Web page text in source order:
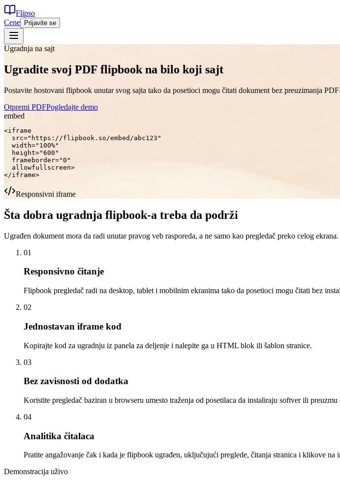
Flipso
Cene
Prijavite se
Ugradnja na sajt
Ugradite svoj PDF flipbook na bilo koji sajt
Postavite hostovani flipbook unutar svog sajta tako da posetioci mogu čitati dokument bez preuzimanja
Otpremi PDFPogledajte demo
embed
<iframe
  src="https://flipbook.so/embed/abc123"
  width="100%"
  height="600"
  frameborder="0"
  allowfullscreen>
</iframe>
Responsivni iframe
Šta dobra ugradnja flipbook-a treba da podrži
Ugrađen dokument mora da radi unutar pravog veb rasporeda, a ne samo kao pregledač preko celog ekrana.
01
Responsivno čitanje
Flipbook pregledač radi na desktop, tablet i mobilnim ekranima tako da posetioci mogu čitati bez
02
Jednostavan iframe kod
Kopirajte kod za ugradnju iz panela za deljenje i nalepite ga u HTML blok ili šablon stranice.
03
Bez zavisnosti od dodatka
Koristite pregledač baziran u browseru umesto traženja od posetilaca da instaliraju softver ili
04
Analitika čitalaca
Pratite angažovanje čak i kada je flipbook ugrađen, uključujući preglede, čitanja stranica i klikove na
Demonstracija uživo